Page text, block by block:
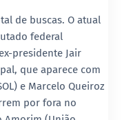
de buscas. O atual
federal
presidente Jair
que aparece com
e Marcelo Queiroz
por fora no